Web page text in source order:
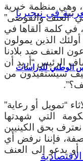
الوطني للدراسات
وهي منظمة خيرية
في “العنف والفوضى”
في كلمة ألقاها في
الذين يمولون
العنف ضد بلادنا
الرئيس “أريد أن
سيستفيدون من
“تمويل أو رعاية”
التي شهدتها
بحق الكينيين
فإننا نرفض أي
يدعو إلى العنف